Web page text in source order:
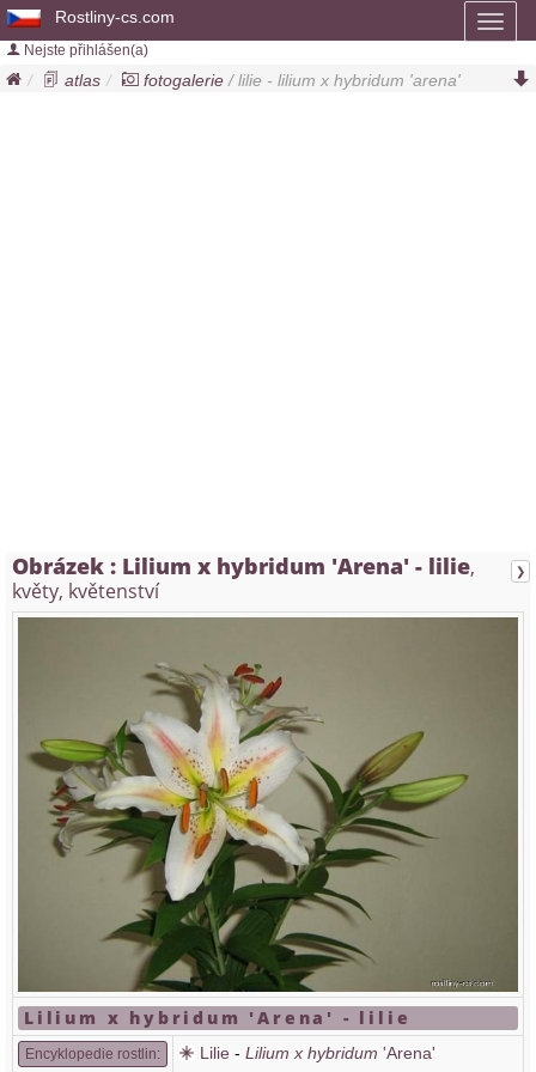
Rostliny-cs.com
Nejste přihlášen(a)
atlas fotogalerie / lilie - lilium x hybridum 'arena'
❯
Obrázek : Lilium x hybridum 'Arena' - lilie,
květy, květenství
Lilium x hybridum 'Arena' - lilie
Encyklopedie rostlin: Lilie - Lilium x hybridum 'Arena'